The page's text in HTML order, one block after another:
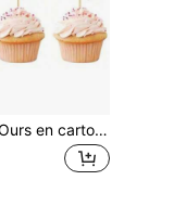
12 pièces/24 pièces Ours en carton pour anniversaire, décorations de gâteau pour enfants, accessoires de gâteau d'anniversaire thème ours, pour fête d'anniversaire heureuse, fournitures DIY pour gâteau